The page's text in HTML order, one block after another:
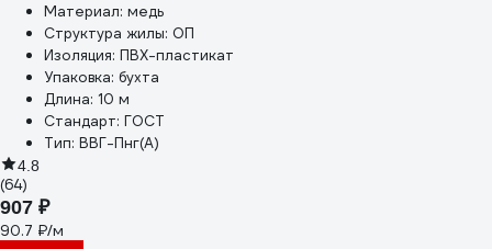
Материал: медь
Структура жилы: ОП
Изоляция: ПВХ-пластикат
Упаковка: бухта
Длина: 10 м
Стандарт: ГОСТ
Тип: ВВГ-Пнг(А)
4.8
(64)
907 ₽
90.7 ₽/м